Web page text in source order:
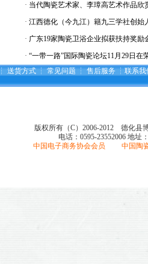
· 当代陶瓷艺术家、李璋高艺术作品欣
· 江西德化（今九江）籍九三学社创始
· 广东19家陶瓷卫浴企业拟获扶持奖励
· “一带一路”国际陶瓷论坛11月29日在
┆ 送货方式 ┆ 常见问题 ┆ 售后服务 ┆ 联系我
版权所有（C）2006-2012 德化县
电话：0595-23552006 地址
中国电子商务协会会员 中国陶